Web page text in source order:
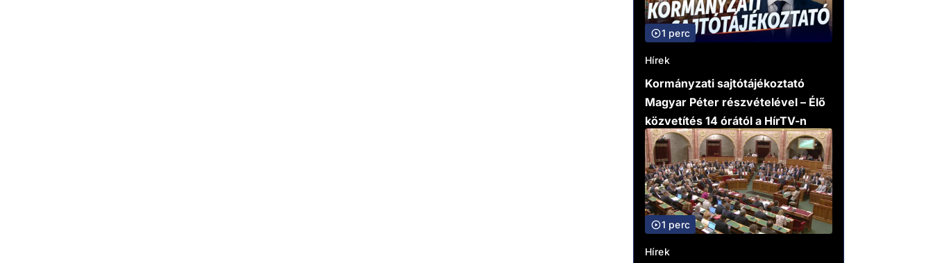
1 perc
Hírek
Kormányzati sajtótájékoztató
Magyar Péter részvételével – Élő
közvetítés 14 órától a HírTV-n
1 perc
Hírek